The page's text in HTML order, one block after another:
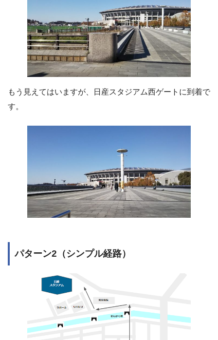
もう見えてはいますが、日産スタジアム西ゲートに到着で
す。
パターン2（シンプル経路）